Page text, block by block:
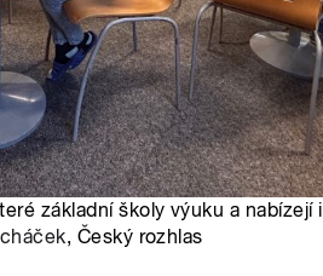
základní školy výuku a nabízejí i
, Český rozhlas